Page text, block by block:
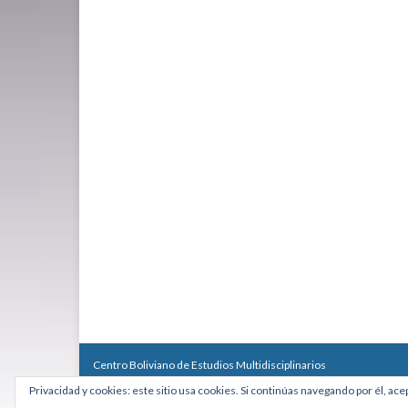
Centro Boliviano de Estudios Multidisciplinarios
Calle Macario Pinilla # 2588 esq. Av. Arce, Edificio Arcadia,
Teléfono: +591 2431818 - Celular: +591 73027636
Privacidad y cookies: este sitio usa cookies. Si continúas navegando por él,